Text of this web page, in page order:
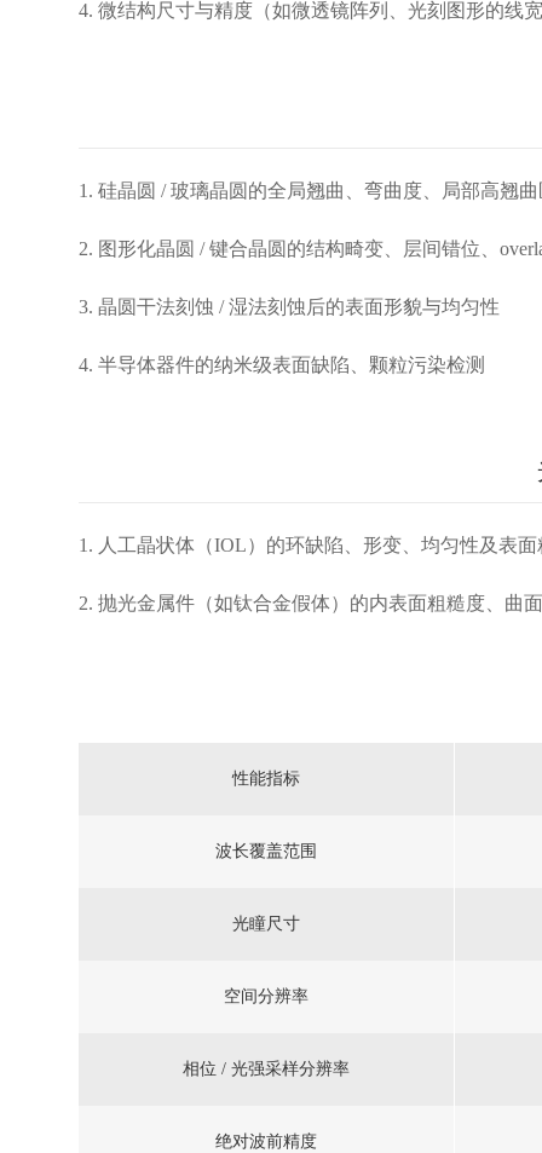
4. 微结构尺寸与精度（如微透镜阵列、光刻图形的线
1. 硅晶圆 / 玻璃晶圆的全局翘曲、弯曲度、局部高翘
2. 图形化晶圆 / 键合晶圆的结构畸变、层间错位、
3. 晶圆干法刻蚀 / 湿法刻蚀后的表面形貌与均匀性
4. 半导体器件的纳米级表面缺陷、颗粒污染检测
1. 人工晶状体（IOL）的环缺陷、形变、均匀性及表
2. 抛光金属件（如钛合金假体）的内表面粗糙度、曲
性能指标
波长覆盖范围
光瞳尺寸
空间分辨率
相位 / 光强采样分辨率
绝对波前精度